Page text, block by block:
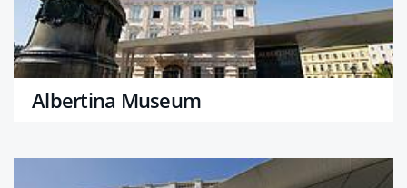
Albertina Museum